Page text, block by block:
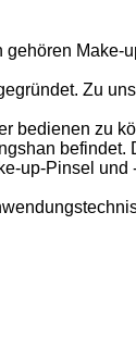
gehören Make-
Zu
bedienen zu
befindet.
up-Pinsel und